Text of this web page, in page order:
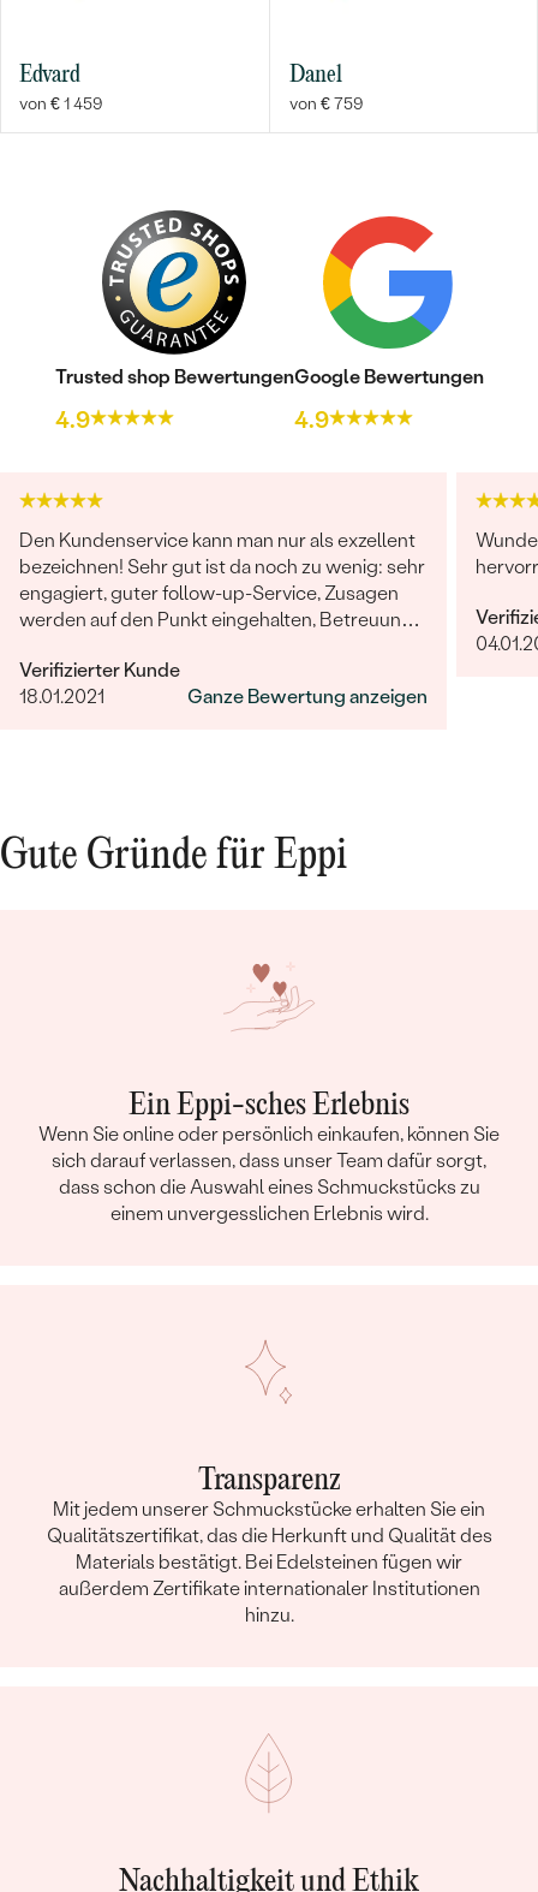
Edvard
von € 1 459
Danel
von € 759
Trusted shop Bewertungen
4.9
Google Bewertungen
4.9
Den Kundenservice kann man nur als exzellent
bezeichnen! Sehr gut ist da noch zu wenig: sehr
engagiert, guter follow-up-Service, Zusagen
werden auf den Punkt eingehalten, Betreuung
Verifizierter Kunde
18.01.2021
Ganze Bewertung anzeigen
Gute Gründe für Eppi
Ein Eppi-sches Erlebnis
Wenn Sie online oder persönlich einkaufen, können Sie
sich darauf verlassen, dass unser Team dafür sorgt,
dass schon die Auswahl eines Schmuckstücks zu
einem unvergesslichen Erlebnis wird.
Transparenz
Mit jedem unserer Schmuckstücke erhalten Sie ein
Qualitätszertifikat, das die Herkunft und Qualität des
Materials bestätigt. Bei Edelsteinen fügen wir
außerdem Zertifikate internationaler Institutionen
hinzu.
Nachhaltigkeit und Ethik